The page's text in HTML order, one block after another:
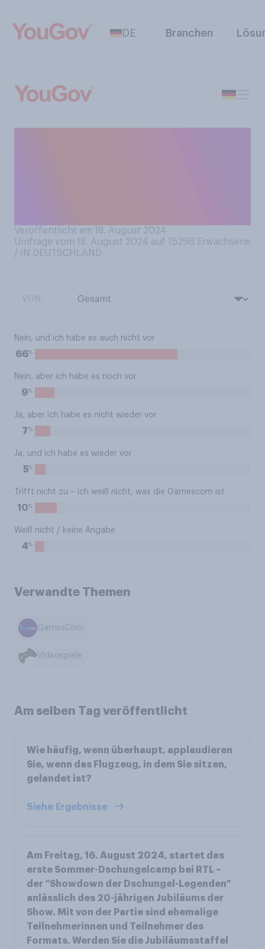
DE Branchen
Veröffentlicht am 18. August 2024
Umfrage vom 18. August 2024 auf 15296 Erwachsene
/ IN DEUTSCHLAND
Nein, und ich habe es auch nicht vor
66%
Nein, aber ich habe es noch vor
9%
Ja, aber ich habe es nicht wieder vor
7%
Ja, und ich habe es wieder vor
5%
Trifft nicht zu – ich weiß nicht, was die Gamescom ist
10%
Weiß nicht / keine Angabe
4%
Verwandte Themen
GamesCom
Videospiele
Am selben Tag veröffentlicht
Wie häufig, wenn überhaupt, applaudieren
Sie, wenn das Flugzeug, in dem Sie sitzen,
gelandet ist?
Siehe Ergebnisse
Am Freitag, 16. August 2024, startet das
erste Sommer-Dschungelcamp bei RTL –
der “Showdown der Dschungel-Legenden"
anlässlich des 20-jährigen Jubiläums der
Show. Mit von der Partie sind ehemalige
Teilnehmerinnen und Teilnehmer des
Formats. Werden Sie die Jubiläumsstaffel